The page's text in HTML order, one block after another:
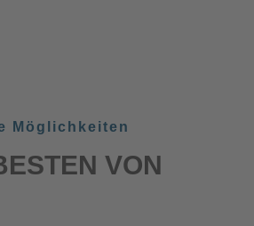
Möglichkeiten
VON